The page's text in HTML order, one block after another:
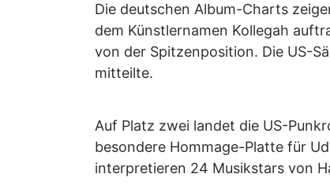
Die deutschen Album-Charts
dem Künstlernamen Kollegah
von der Spitzenposition. Die US-
mitteilte.
Auf Platz zwei landet die US-
besondere Hommage-Platte für
interpretieren 24 Musikstars von